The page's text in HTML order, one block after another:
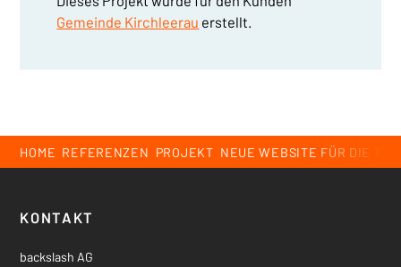
Gemeinde Kirchleerau erstellt.
Breadcrumb
HOME REFERENZEN PROJEKT NEUE WEBSITE FÜR DIE
Footer
KONTAKT
backslash AG